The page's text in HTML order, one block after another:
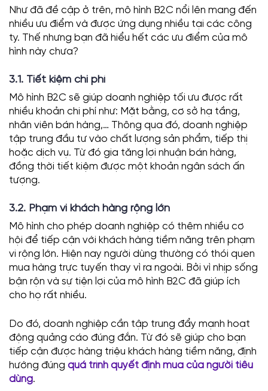
Như đã đề cập ở trên, mô hình B2C nổi lên mang đến
nhiều ưu điểm và được ứng dụng nhiều tại các công
ty. Thế nhưng bạn đã hiểu hết các ưu điểm của mô
hình này chưa?
3.1. Tiết kiệm chi phí
Mô hình B2C sẽ giúp doanh nghiệp tối ưu được rất
nhiều khoản chi phí như: Mặt bằng, cơ sở hạ tầng,
nhân viên bán hàng,… Thông qua đó, doanh nghiệp
tập trung đầu tư vào chất lượng sản phẩm, tiếp thị
hoặc dịch vụ. Từ đó gia tăng lợi nhuận bán hàng,
đồng thời tiết kiệm được một khoản ngân sách ấn
tượng.
3.2. Phạm vi khách hàng rộng lớn
Mô hình cho phép doanh nghiệp có thêm nhiều cơ
hội để tiếp cận với khách hàng tiềm năng trên phạm
vi rộng lớn. Hiện nay người dùng thường có thói quen
mua hàng trực tuyến thay vì ra ngoài. Bởi vì nhịp sống
bận rộn và sự tiện lợi của mô hình B2C đã giúp ích
cho họ rất nhiều.
Do đó, doanh nghiệp cần tập trung đẩy mạnh hoạt
động quảng cáo đúng đắn. Từ đó sẽ giúp cho bạn
tiếp cận được hàng triệu khách hàng tiềm năng, định
hướng đúng quá trình quyết định mua của người tiêu
dùng.